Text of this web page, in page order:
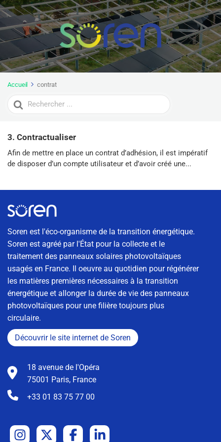
Accueil contrat
Search
For
3. Contractualiser
Afin de mettre en place un contrat d’adhésion, il est impératif
de disposer d’un compte utilisateur et d’avoir créé une...
Soren est l'éco-organisme de la transition énergétique.
Soren est agréé par l'État pour la collecte et le
traitement des panneaux solaires photovoltaïques
usagés en France. Il oeuvre au quotidien pour régénérer
les matières premières nécessaires à la transition
énergétique et allonger la durée de vie des panneaux
photovoltaïques pour une filière toujours plus
circulaire.
Découvrir le site internet de Soren
18 avenue de l'Opéra
75001 Paris, France
+33 01 83 75 77 00